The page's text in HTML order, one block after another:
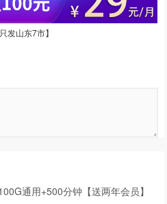
发山东7市】
通用+500分钟【送两年会员】